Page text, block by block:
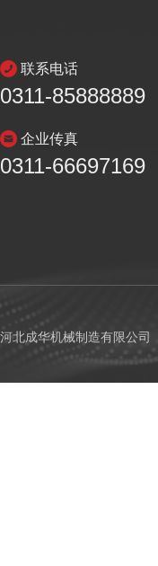
联系电话
0311-85888889
企业传真
0311-66697169
河北成华机械制造有限公司